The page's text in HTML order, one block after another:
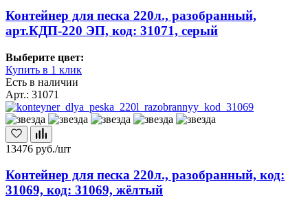
Контейнер для песка 220л., разобранный,
арт.КДП-220 ЭП, код: 31071, серый
Выберите цвет:
Купить в 1 клик
Есть в наличии
Арт.: 31071
13476 руб./шт
Контейнер для песка 220л., разобранный, код:
31069, код: 31069, жёлтый